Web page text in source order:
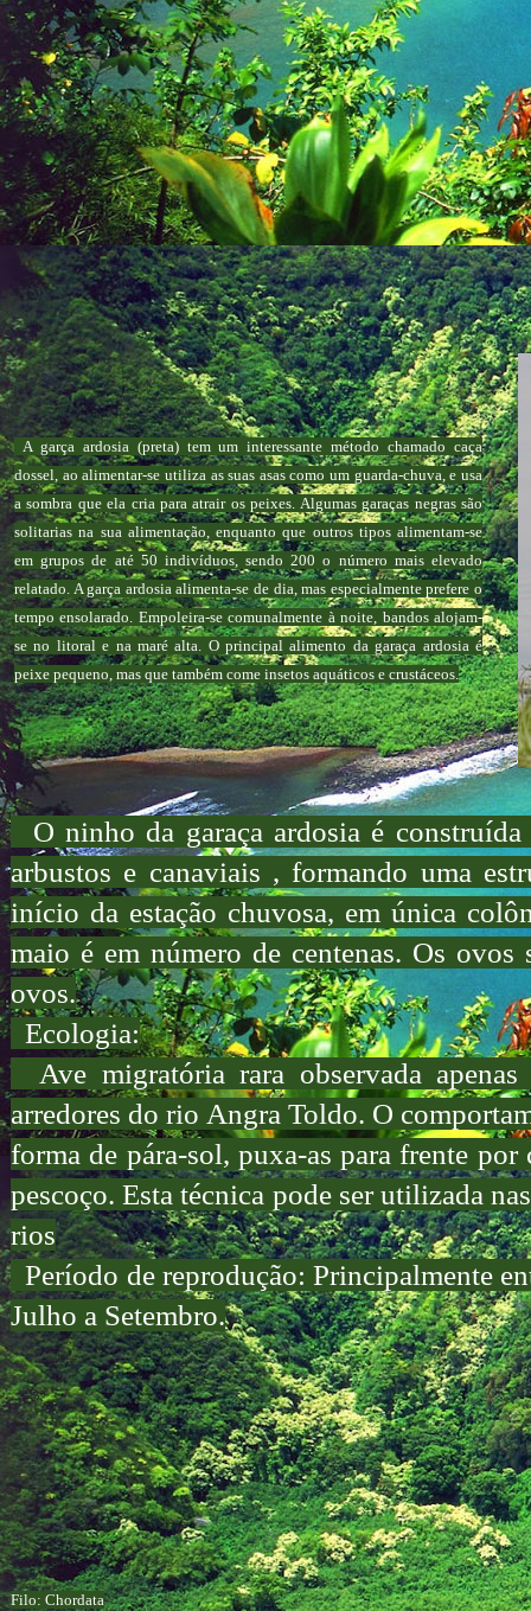
A garça ardosia (preta) tem um interessante método chamado caça
dossel, ao alimentar-se utiliza as suas asas como um guarda-chuva, e usa
a sombra que ela cria para atrair os peixes. Algumas garaças negras são
solitarias na sua alimentação, enquanto que outros tipos alimentam-se
em grupos de até 50 indivíduos, sendo 200 o número mais elevado
relatado. A garça ardosia alimenta-se de dia, mas especialmente prefere o
tempo ensolarado. Empoleira-se comunalmente à noite, bandos alojam-
se no litoral e na maré alta. O principal alimento da garaça ardosia é
peixe pequeno, mas que também come insetos aquáticos e crustáceos.
O ninho da garaça ardosia é
arbustos e canaviais , formando uma
início da estação chuvosa, em única
maio é em número de centenas. Os
ovos.
Ecologia:
Ave migratória rara observada
arredores do rio Angra Toldo. O
forma de pára-sol, puxa-as para frente
pescoço. Esta técnica pode ser utilizada
rios
Período de reprodução: Principalmente
Julho a Setembro.
Filo: Chordata